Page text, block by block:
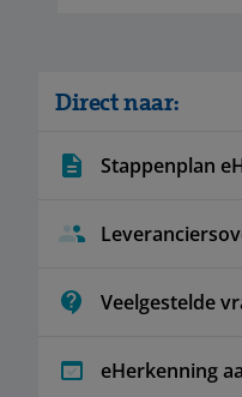
Direct naar:
Stappenplan
Veelgestelde
eHerkenning